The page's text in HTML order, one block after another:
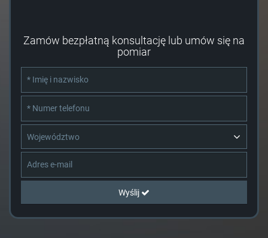
Zamów bezpłatną konsultację lub umów się na
pomiar
Województwo
Wyślij